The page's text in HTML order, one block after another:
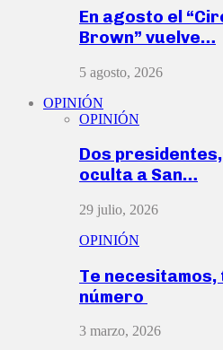
En agosto el
Brown” vuelve…
5 agosto, 2026
OPINIÓN
OPINIÓN
Dos
oculta a San…
29 julio, 2026
OPINIÓN
Te necesitamos,
número
3 marzo, 2026